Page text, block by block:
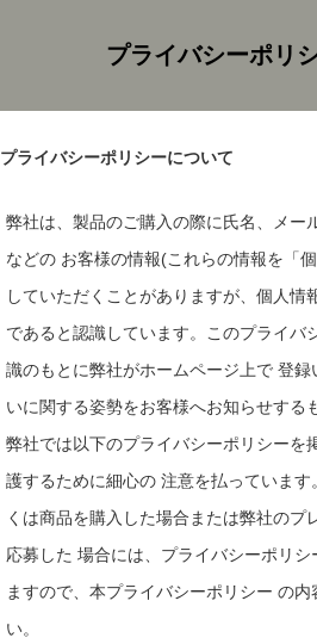
プライバシーポリ
プライバシーポリシーについて
弊社は、製品のご購入の際に氏名、メー
などの お客様の情報(これらの情報を「
していただくことがありますが、個人情
であると認識しています。このプライバ
識のもとに弊社がホームページ上で 登
いに関する姿勢をお客様へお知らせする
弊社では以下のプライバシーポリシーを
護するために細心の 注意を払っていま
くは商品を購入した場合または弊社のプ
応募した 場合には、プライバシーポリ
ますので、本プライバシーポリシー の
い。